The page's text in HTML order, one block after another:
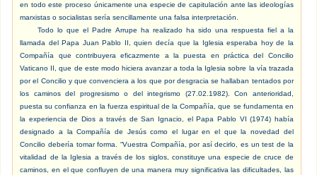
en todo este proceso únicamente una especie de capitulación ante las ideologías
marxistas o socialistas sería sencillamente una falsa interpretación.
Todo lo que el Padre Arrupe ha realizado ha sido una respuesta fiel a la
llamada del Papa Juan Pablo II, quien decía que la Iglesia esperaba hoy de la
Compañía que contribuyera eficazmente a la puesta en práctica del Concilio
Vaticano II, que de este modo hiciera avanzar a toda la Iglesia sobre la vía trazada
por el Concilio y que convenciera a los que por desgracia se hallaban tentados por
los caminos del progresismo o del integrismo (27.02.1982). Con anterioridad,
puesta su confianza en la fuerza espiritual de la Compañía, que se fundamenta en
la experiencia de Dios a través de San Ignacio, el Papa Pablo VI (1974) había
designado a la Compañía de Jesús como el lugar en el que la novedad del
Concilio debería tomar forma. “Vuestra Compañía, por así decirlo, es un test de la
vitalidad de la Iglesia a través de los siglos, constituye una especie de cruce de
caminos, en el que confluyen de una manera muy significativa las dificultades, las